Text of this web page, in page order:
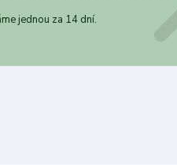
jednou za 14 dní.